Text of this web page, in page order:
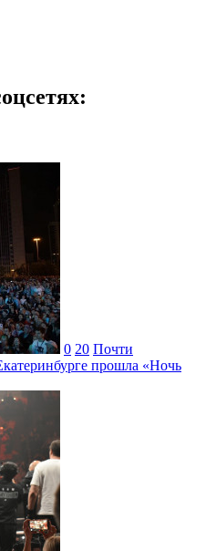
0 20 Почти
прошла «Ночь